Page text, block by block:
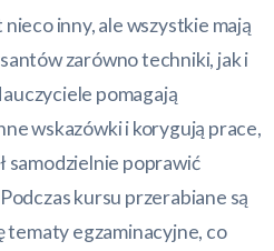
inny, ale wszystkie mają
zarówno techniki, jak i
pomagają
wskazówki i korygują prace,
samodzielnie poprawić
kursu przerabiane są
tematy egzaminacyjne, co